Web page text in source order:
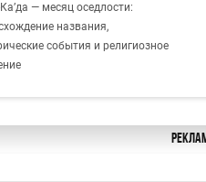
— месяц оседлости:
названия,
события и религиозное